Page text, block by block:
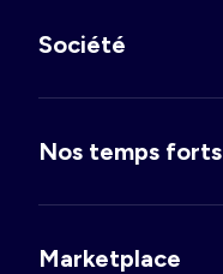
Société
Nos temps forts
Marketplace